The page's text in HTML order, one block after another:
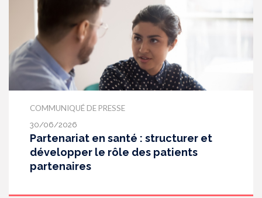
acouphènes chroniques invalidants . Elle publie
aujourd’hui ses travaux, destinés aux
professionnels de santé [1] impliqués dans le suivi
de ces patients.
COMMUNIQUÉ DE PRESSE
30/06/2026
Partenariat en santé : structurer et
développer le rôle des patients
partenaires